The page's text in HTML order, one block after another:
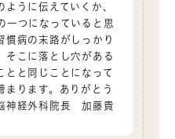
ように伝えていくか、
一つになっていると思
慣病の末路がしっかり
そこに落とし穴がある
とと同じことになって
まります。ありがとう
神経外科院長 加藤貴